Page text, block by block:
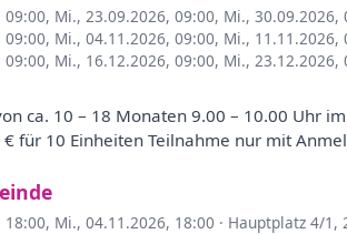
09:00, Mi., 23.09.2026, 09:00, Mi., 30.09.2026,
09:00, Mi., 04.11.2026, 09:00, Mi., 11.11.2026,
09:00, Mi., 16.12.2026, 09:00, Mi., 23.12.2026,
ca. 10 – 18 Monaten 9.00 – 10.00 Uhr
für 10 Einheiten Teilnahme nur mit
18:00, Mi., 04.11.2026, 18:00 · Hauptplatz 4/1,